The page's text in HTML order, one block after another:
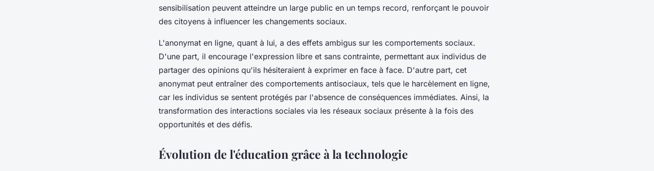
sensibilisation peuvent atteindre un large public en un temps record, renforçant le pouvoir
des citoyens à influencer les changements sociaux.
L'anonymat en ligne, quant à lui, a des effets ambigus sur les comportements sociaux.
D'une part, il encourage l'expression libre et sans contrainte, permettant aux individus de
partager des opinions qu'ils hésiteraient à exprimer en face à face. D'autre part, cet
anonymat peut entraîner des comportements antisociaux, tels que le harcèlement en ligne,
car les individus se sentent protégés par l'absence de conséquences immédiates. Ainsi, la
transformation des interactions sociales via les réseaux sociaux présente à la fois des
opportunités et des défis.
Évolution de l'éducation grâce à la technologie